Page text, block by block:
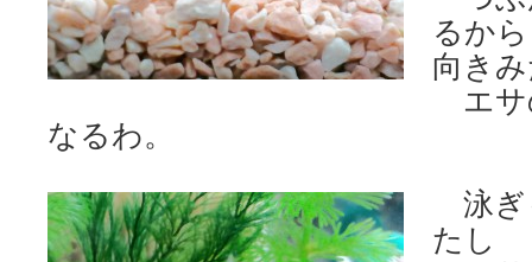
るか
向き
エサ
なるわ。
泳ぎ
たし